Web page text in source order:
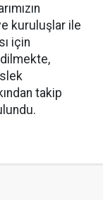
kuruluşlar ile
için
takip